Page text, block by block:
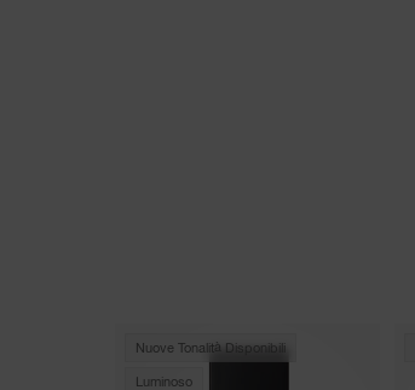
Nuove Tonalità Disponibili
Luminoso